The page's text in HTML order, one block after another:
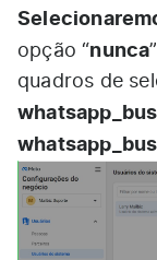
opção “nunca
quadros de